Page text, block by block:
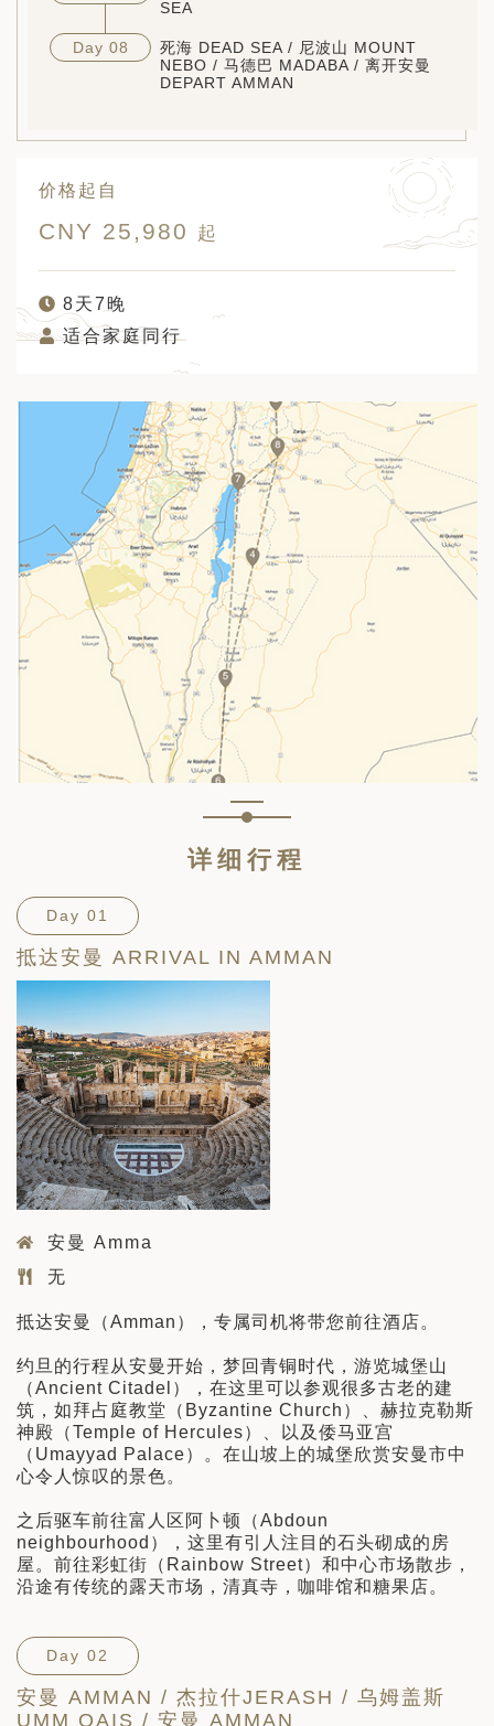
SEA
Day 08
死海 DEAD SEA / 尼波山 MOUNT
NEBO / 马德巴 MADABA / 离开安曼
DEPART AMMAN
价格起自
CNY 25,980 起
8天7晚
适合家庭同行
详细行程
Day 01
抵达安曼 ARRIVAL IN AMMAN
安曼 Amma
无
抵达安曼（Amman），专属司机将带您前往酒店。
约旦的行程从安曼开始，梦回青铜时代，游览城堡山
（Ancient Citadel），在这里可以参观很多古老的建
筑，如拜占庭教堂（Byzantine Church）、赫拉克勒斯
神殿（Temple of Hercules）、以及倭马亚宫
（Umayyad Palace）。在山坡上的城堡欣赏安曼市中
心令人惊叹的景色。
之后驱车前往富人区阿卜顿（Abdoun
neighbourhood），这里有引人注目的石头砌成的房
屋。前往彩虹街（Rainbow Street）和中心市场散步，
沿途有传统的露天市场，清真寺，咖啡馆和糖果店。
Day 02
安曼 AMMAN / 杰拉什JERASH / 乌姆盖斯
UMM QAIS / 安曼 AMMAN